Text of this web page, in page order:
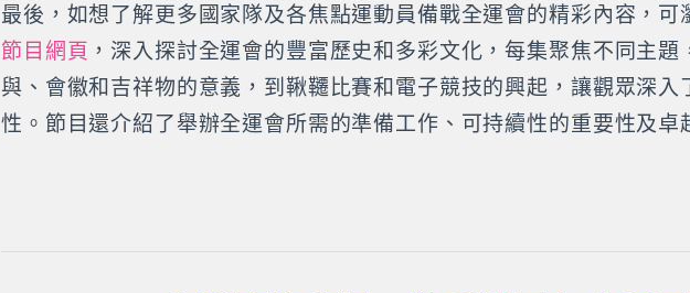
最後，如想了解更多國家隊及各焦點運動員備戰全運會的精彩內容，可
節目網頁 ，深入探討全運會的豐富歷史和多彩文化，每集聚焦不同主
與、會徽和吉祥物的意義，到鞦韆比賽和電子競技的興起，讓觀眾深入
性。節目還介紹了舉辦全運會所需的準備工作、可持續性的重要性及卓